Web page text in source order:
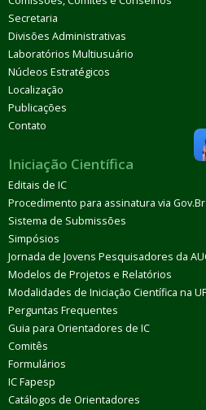
Secretaria
Divisões Administrativas
Laboratórios Multiusuário
Núcleos Estratégicos
Localização
Publicações
Contato
Iniciação Científica
Editais de IC
Procedimento para assinatura via Gov.Br
Sistema de Submissões
Simpósios
Jornada de Jovens Pesquisadores da
Modelos de Projetos e Relatórios
Modalidades de Iniciação Científica na
Perguntas Frequentes
Guia para Orientadores de IC
Comitês
Formulários
IC Fapesp
Catálogos de Orientadores